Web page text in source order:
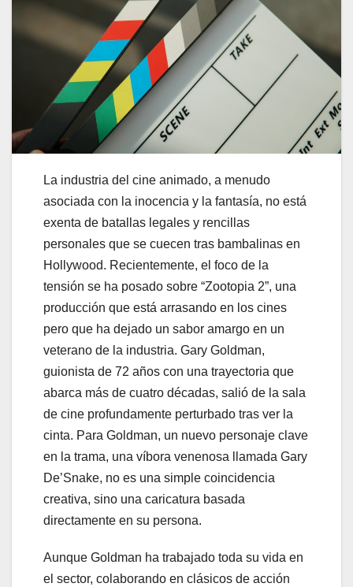
La industria del cine animado, a menudo
asociada con la inocencia y la fantasía, no está
exenta de batallas legales y rencillas
personales que se cuecen tras bambalinas en
Hollywood. Recientemente, el foco de la
tensión se ha posado sobre “Zootopia 2”, una
producción que está arrasando en los cines
pero que ha dejado un sabor amargo en un
veterano de la industria. Gary Goldman,
guionista de 72 años con una trayectoria que
abarca más de cuatro décadas, salió de la sala
de cine profundamente perturbado tras ver la
cinta. Para Goldman, un nuevo personaje clave
en la trama, una víbora venenosa llamada Gary
De’Snake, no es una simple coincidencia
creativa, sino una caricatura basada
directamente en su persona.
Aunque Goldman ha trabajado toda su vida en
el sector, colaborando en clásicos de acción